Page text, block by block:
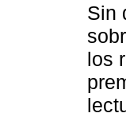
Sin
los